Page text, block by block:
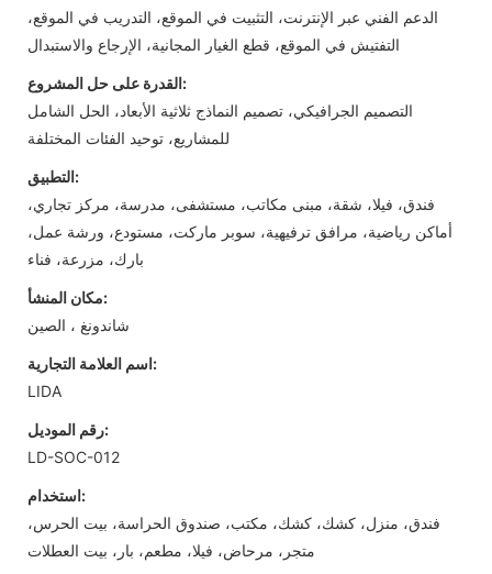
الدعم الفني عبر الإنترنت، التثبيت في الموقع، التدريب في الموقع،
التفتيش في الموقع، قطع الغيار المجانية، الإرجاع والاستبدال
القدرة على حل المشروع:
التصميم الجرافيكي، تصميم النماذج ثلاثية الأبعاد، الحل الشامل
للمشاريع، توحيد الفئات المختلفة
التطبيق:
فندق، فيلا، شقة، مبنى مكاتب، مستشفى، مدرسة، مركز تجاري،
أماكن رياضية، مرافق ترفيهية، سوبر ماركت، مستودع، ورشة عمل،
بارك، مزرعة، فناء
مكان المنشأ:
شاندونغ ، الصين
اسم العلامة التجارية:
LIDA
رقم الموديل:
LD-SOC-012
استخدام:
فندق، منزل، كشك، كشك، مكتب، صندوق الحراسة، بيت الحرس،
متجر، مرحاض، فيلا، مطعم، بار، بيت العطلات